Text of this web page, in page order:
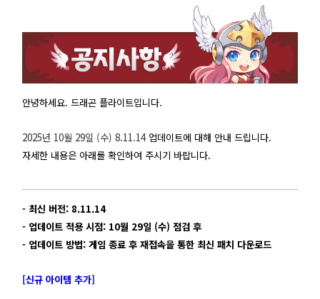
안녕하세요. 드래곤 플라이트입니다.
2025년 10월 29일 (수) 8.11.14 업데이트에 대해 안내 드립니다.
자세한 내용은 아래를 확인하여 주시기 바랍니다.
- 최신 버전: 8.11.14
- 업데이트 적용 시점: 10월 29일 (수) 점검 후
- 업데이트 방법:게임 종료 후 재접속을 통한 최신 패치 다운로드
[신규 아이템 추가]